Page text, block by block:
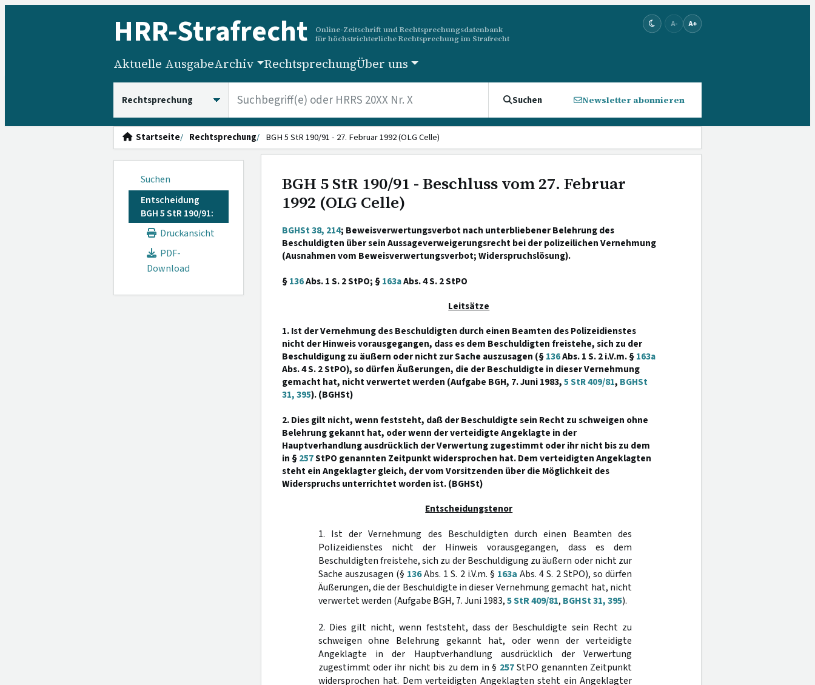
HRR-Strafrecht
Online-Zeitschrift und Rechtsprechungsdatenbank
für höchstrichterliche Rechtsprechung im Strafrecht
A- A+
Aktuelle AusgabeArchiv RechtsprechungÜber uns
Suchen Newsletter abonnieren
Startseite Rechtsprechung BGH 5 StR 190/91 - 27. Februar 1992 (OLG Celle)
Suchen
Entscheidung
BGH 5 StR 190/91:
Druckansicht
PDF-
Download
BGH 5 StR 190/91 - Beschluss vom 27. Februar
1992 (OLG Celle)
BGHSt 38, 214; Beweisverwertungsverbot nach unterbliebener Belehrung des
Beschuldigten über sein Aussageverweigerungsrecht bei der polizeilichen Vernehmung
(Ausnahmen vom Beweisverwertungsverbot; Widerspruchslösung).
§136Abs. 1 S. 2 StPO; §163aAbs. 4 S. 2 StPO
Leitsätze
1. Ist der Vernehmung des Beschuldigten durch einen Beamten des Polizeidienstes
nicht der Hinweis vorausgegangen, dass es dem Beschuldigten freistehe, sich zu der
Beschuldigung zu äußern oder nicht zur Sache auszusagen (§136Abs. 1 S. 2 i.V.m. §163a
Abs. 4 S. 2 StPO), so dürfen Äußerungen, die der Beschuldigte in dieser Vernehmung
gemacht hat, nicht verwertet werden (Aufgabe BGH, 7. Juni 1983,5 StR 409/81, BGHSt
31, 395). (BGHSt)
2. Dies gilt nicht, wenn feststeht, daß der Beschuldigte sein Recht zu schweigen ohne
Belehrung gekannt hat, oder wenn der verteidigte Angeklagte in der
Hauptverhandlung ausdrücklich der Verwertung zugestimmt oder ihr nicht bis zu dem
in §257StPO genannten Zeitpunkt widersprochen hat. Dem verteidigten Angeklagten
steht ein Angeklagter gleich, der vom Vorsitzenden über die Möglichkeit des
Widerspruchs unterrichtet worden ist. (BGHSt)
Entscheidungstenor
1. Ist der Vernehmung des Beschuldigten durch einen Beamten des
Polizeidienstes nicht der Hinweis vorausgegangen, dass es dem
Beschuldigten freistehe, sich zu der Beschuldigung zu äußern oder nicht zur
Sache auszusagen (§ 136Abs. 1 S. 2 i.V.m. § 163a Abs. 4 S. 2 StPO), so dürfen
Äußerungen, die der Beschuldigte in dieser Vernehmung gemacht hat, nicht
verwertet werden (Aufgabe BGH, 7. Juni 1983,5 StR 409/81, BGHSt 31, 395).
2. Dies gilt nicht, wenn feststeht, dass der Beschuldigte sein Recht zu
schweigen ohne Belehrung gekannt hat, oder wenn der verteidigte
Angeklagte in der Hauptverhandlung ausdrücklich der Verwertung
zugestimmt oder ihr nicht bis zu dem in § 257StPO genannten Zeitpunkt
widersprochen hat. Dem verteidigten Angeklagten steht ein Angeklagter